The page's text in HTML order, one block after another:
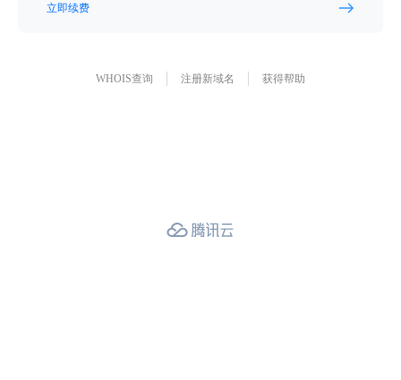
立即续费
WHOIS查询 注册新域名 获得帮助